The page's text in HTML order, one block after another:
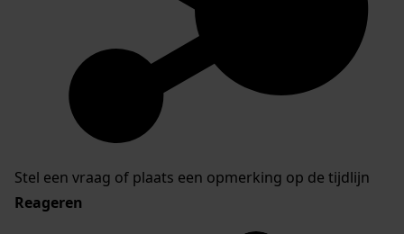
Stel een vraag of plaats een opmerking op de tijdlijn
Reageren